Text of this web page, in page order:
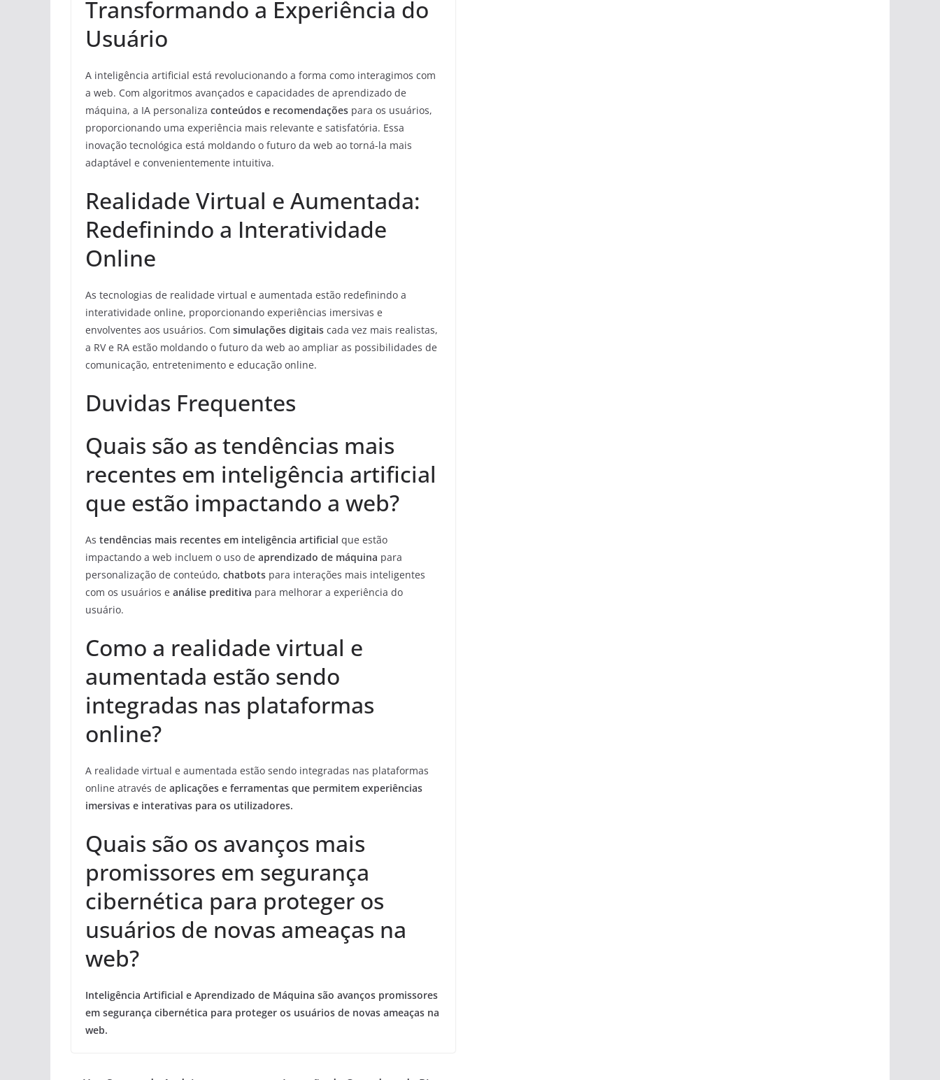
Transformando a Experiência do
Usuário
A inteligência artificial está revolucionando a forma como interagimos com
a web. Com algoritmos avançados e capacidades de aprendizado de
máquina, a IA personaliza conteúdos e recomendações para os usuários,
proporcionando uma experiência mais relevante e satisfatória. Essa
inovação tecnológica está moldando o futuro da web ao torná-la mais
adaptável e convenientemente intuitiva.
Realidade Virtual e Aumentada:
Redefinindo a Interatividade
Online
As tecnologias de realidade virtual e aumentada estão redefinindo a
interatividade online, proporcionando experiências imersivas e
envolventes aos usuários. Com simulações digitais cada vez mais realistas,
a RV e RA estão moldando o futuro da web ao ampliar as possibilidades de
comunicação, entretenimento e educação online.
Duvidas Frequentes
Quais são as tendências mais
recentes em inteligência artificial
que estão impactando a web?
As tendências mais recentes em inteligência artificial que estão
impactando a web incluem o uso de aprendizado de máquina para
personalização de conteúdo, chatbots para interações mais inteligentes
com os usuários e análise preditiva para melhorar a experiência do
usuário.
Como a realidade virtual e
aumentada estão sendo
integradas nas plataformas
online?
A realidade virtual e aumentada estão sendo integradas nas plataformas
online através de aplicações e ferramentas que permitem experiências
imersivas e interativas para os utilizadores.
Quais são os avanços mais
promissores em segurança
cibernética para proteger os
usuários de novas ameaças na
web?
Inteligência Artificial e Aprendizado de Máquina são avanços promissores
em segurança cibernética para proteger os usuários de novas ameaças na
web.